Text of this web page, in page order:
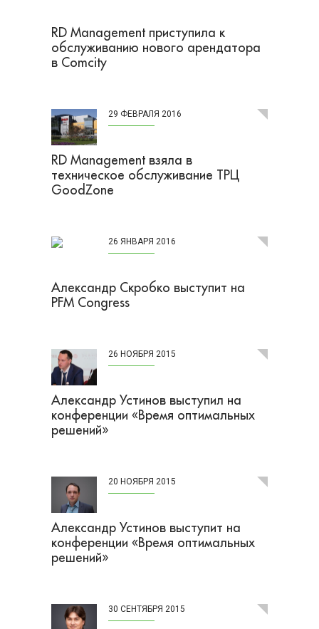
RD Management приcтупила к
обслуживанию нового арендатора
в Comcity
29 ФЕВРАЛЯ 2016
RD Management взяла в
техническое обслуживание ТРЦ
GoodZone
26 ЯНВАРЯ 2016
Александр Скробко выступит на
PFM Congress
26 НОЯБРЯ 2015
Александр Устинов выступил на
конференции «Время оптимальных
решений»
20 НОЯБРЯ 2015
Александр Устинов выступит на
конференции «Время оптимальных
решений»
30 СЕНТЯБРЯ 2015